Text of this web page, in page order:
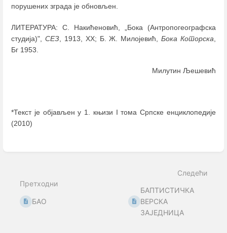
порушених зграда је обновљен.
ЛИТЕРАТУРА: С. Накићеновић, „Бока (Антропогеографска
студија)", СЕЗ, 1913, ХХ; Б. Ж. Милојевић,Бока Которска
Бг 1953.
Милутин Љешевић
*Текст је објављен у 1. књизи I тома Српске енциклопедије
(2010)
section
Претходни
БAO
Следећи
БАПТИСТИЧКА
ВЕРСКА
ЗАЈЕДНИЦА